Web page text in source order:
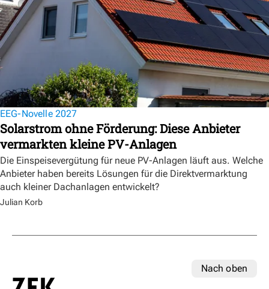
EEG-Novelle 2027
Solarstrom ohne Förderung: Diese Anbieter
vermarkten kleine PV-Anlagen
Die Einspeisevergütung für neue PV-Anlagen läuft aus. Welche
Anbieter haben bereits Lösungen für die Direktvermarktung
auch kleiner Dachanlagen entwickelt?
Julian Korb
Nach oben